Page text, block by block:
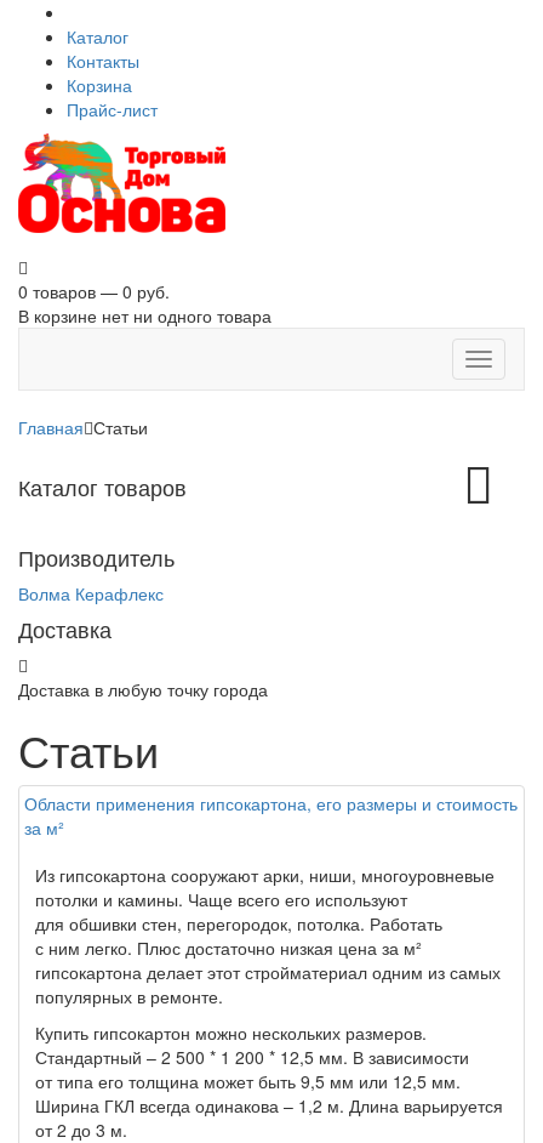
Каталог
Контакты
Корзина
Прайс-лист
0 товаров — 0 руб.
В корзине нет ни одного товара
Toggle
Главная Статьи
Каталог товаров
Toggle
navigation
Производитель
Волма Керафлекс
Доставка
Доставка в любую точку города
Статьи
Области применения гипсокартона, его размеры и стоимость
за м²
Из гипсокартона сооружают арки, ниши, многоуровневые
потолки и камины. Чаще всего его используют
для обшивки стен, перегородок, потолка. Работать
с ним легко. Плюс достаточно низкая цена за м²
гипсокартона делает этот стройматериал одним из самых
популярных в ремонте.
Купить гипсокартон можно нескольких размеров.
Стандартный – 2 500 * 1 200 * 12,5 мм. В зависимости
от типа его толщина может быть 9,5 мм или 12,5 мм.
Ширина ГКЛ всегда одинакова – 1,2 м. Длина варьируется
от 2 до 3 м.